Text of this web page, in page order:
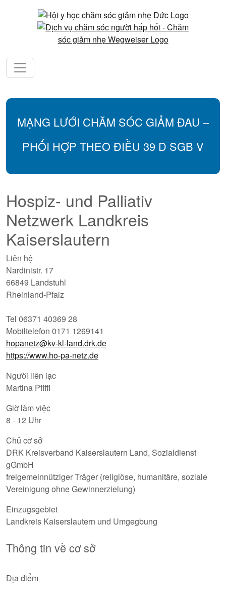
MẠNG LƯỚI CHĂM SÓC GIẢM ĐAU –
PHỐI HỢP THEO ĐIỀU 39 D SGB V
Hospiz- und Palliativ
Netzwerk Landkreis
Kaiserslautern
Liên hệ
Nardinistr. 17
66849 Landstuhl
Rheinland-Pfalz
Tel 06371 40369 28
Mobiltelefon 0171 1269141
hopanetz@kv-kl-land.drk.de
https://www.ho-pa-netz.de
Người liên lạc
Martina Pfiffi
Giờ làm việc
8 - 12 Uhr
Chủ cơ sở
DRK Kreisverband Kaiserslautern Land, Sozialdienst
gGmbH
freigemeinnütziger Träger (religiöse, humanitäre, soziale
Vereinigung ohne Gewinnerzielung)
Einzugsgebiet
Landkreis Kaiserslautern und Umgegbung
Thông tin về cơ sở
Địa điểm